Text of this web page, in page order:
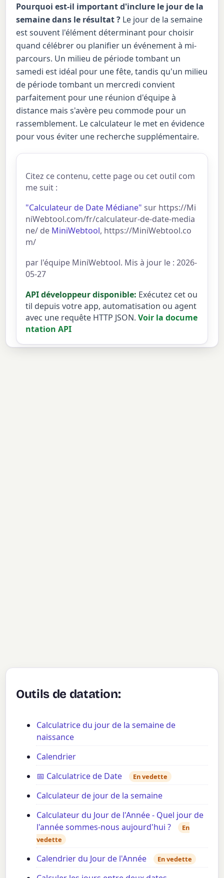
Pourquoi est-il important d'inclure le jour de la
semaine dans le résultat ? Le jour de la semaine
est souvent l'élément déterminant pour choisir
quand célébrer ou planifier un événement à mi-
parcours. Un milieu de période tombant un
samedi est idéal pour une fête, tandis qu'un milieu
de période tombant un mercredi convient
parfaitement pour une réunion d'équipe à
distance mais s'avère peu commode pour un
rassemblement. Le calculateur le met en évidence
pour vous éviter une recherche supplémentaire.
Citez ce contenu, cette page ou cet outil com
me suit :
"Calculateur de Date Médiane" sur https://Mi
niWebtool.com/fr/calculateur-de-date-media
ne/ de MiniWebtool, https://MiniWebtool.co
m/
par l'équipe MiniWebtool. Mis à jour le : 2026-
05-27
API développeur disponible: Exécutez cet ou
til depuis votre app, automatisation ou agent
avec une requête HTTP JSON. Voir la docume
ntation API
Outils de datation:
Calculatrice du jour de la semaine de
naissance
Calendrier
📅 Calculatrice de Date
En vedette
Calculateur de jour de la semaine
Calculateur du Jour de l'Année - Quel jour de
l'année sommes-nous aujourd'hui ?
En
vedette
Calendrier du Jour de l'Année En vedette